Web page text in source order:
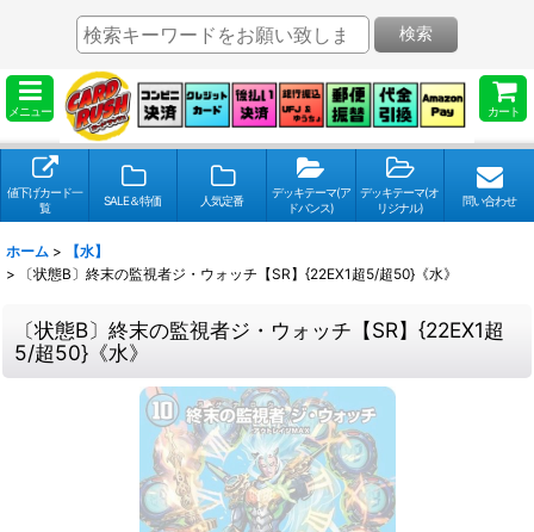
メニュー カート
検索
値下げカード一
覧
SALE＆特価 人気定番
デッキテーマ(ア
ドバンス)
デッキテーマ(オ
リジナル)
問い合わせ
ホーム >
【水】
>
〔状態B〕終末の監視者ジ・ウォッチ【SR】{22EX1超5/超50}《水》
〔状態B〕終末の監視者ジ・ウォッチ【SR】{22EX1超
5/超50}《水》